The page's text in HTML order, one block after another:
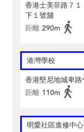
香港士美菲路７
下１號舖
距離 290m
港灣學校
香港堅尼地城卑
距離 110m
明愛社區進修中